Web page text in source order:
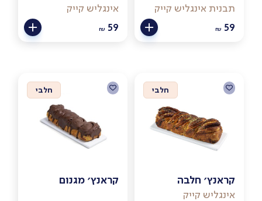
תבנית אינגליש קייק
₪ 59
אינגליש קייק
₪ 59
חלבי
קראנץ׳ חלבה
אינגליש קייק
חלבי
קראנץ׳ מגנום